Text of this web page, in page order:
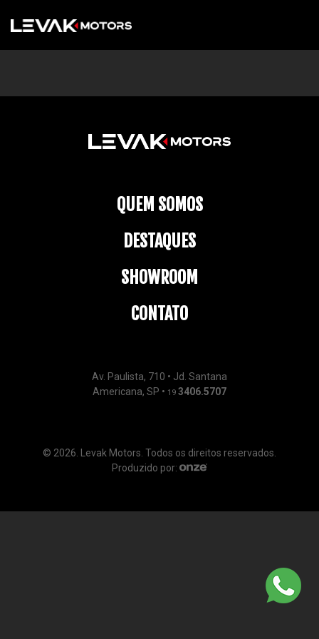
QUEM SOMOS
DESTAQUES
SHOWROOM
CONTATO
Av. Paulista, 710 • Jd. Santana
Americana, SP • 19 3406.5707
© 2026. Levak Motors. Todos os direitos reservados.
Produzido por: